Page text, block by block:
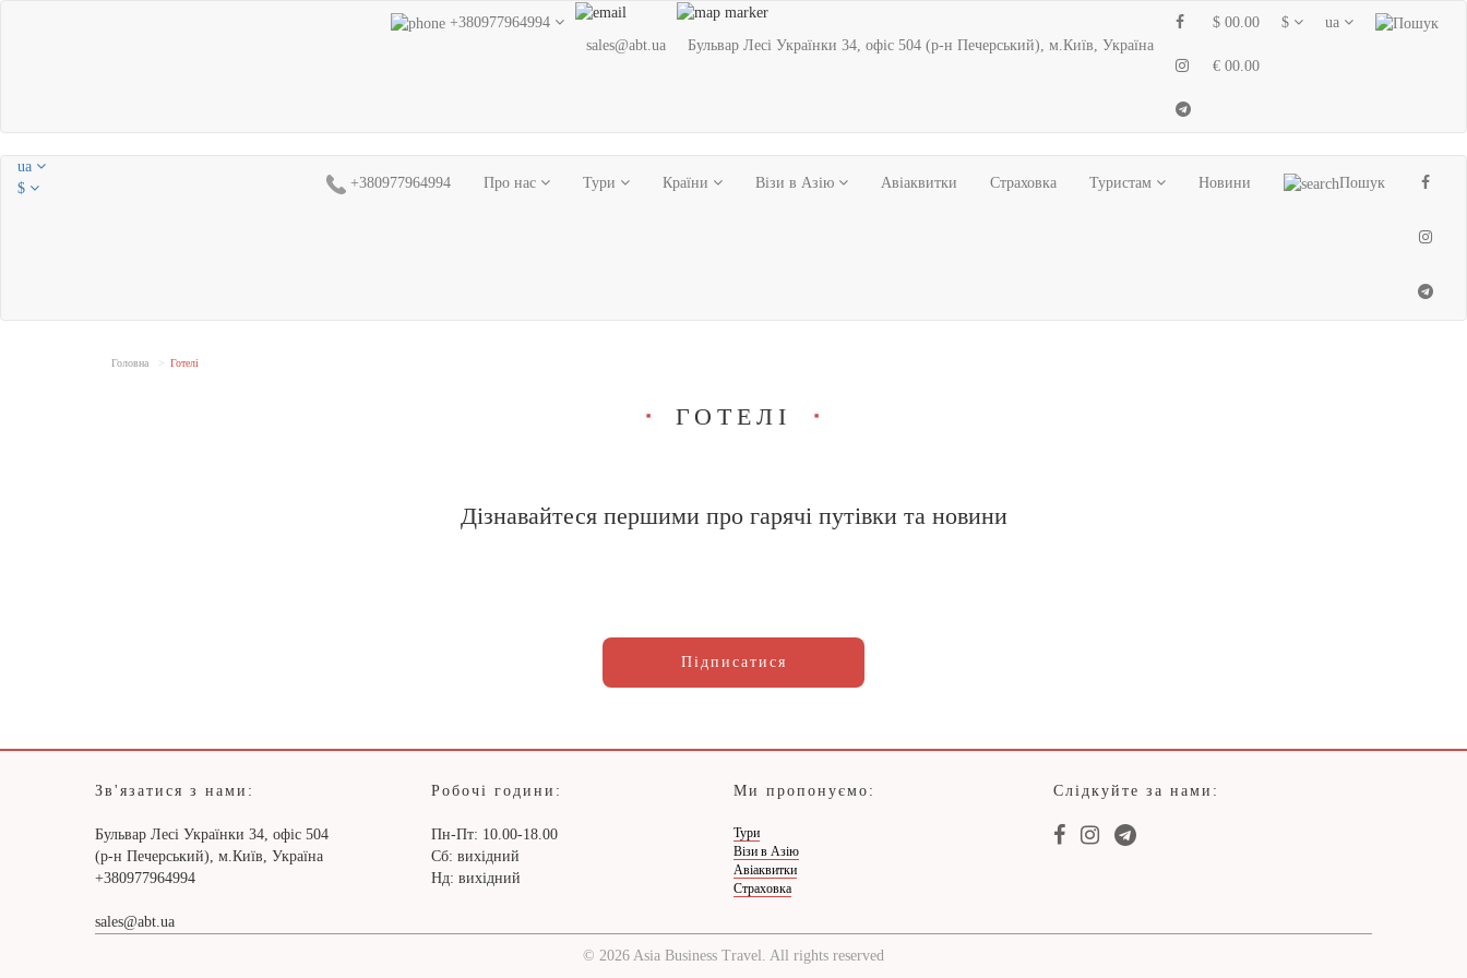
+380977964994
sales@abt.ua
Бульвар Лесі Українки 34, офіс 504 (р-н Печерський), м.Київ, Україна
$ 00.00
€ 00.00
$ ua
ua
$
+380977964994 Про нас Тури Країни Візи в Азію Авіаквитки Страховка Туристам Новини Пошук
Головна Готелі
■ ГОТЕЛІ ■
Дізнавайтеся першими про гарячі путівки та новини
Підписатися
Зв'язатися з нами:
Бульвар Лесі Українки 34, офіс 504
(р-н Печерський), м.Київ, Україна
+380977964994
sales@abt.ua
Робочі години:
Пн-Пт: 10.00-18.00
Сб: вихідний
Нд: вихідний
Ми пропонуємо:
Тури
Візи в Азію
Авіаквитки
Страховка
Слідкуйте за нами:
© 2026 Asia Business Travel. All rights reserved